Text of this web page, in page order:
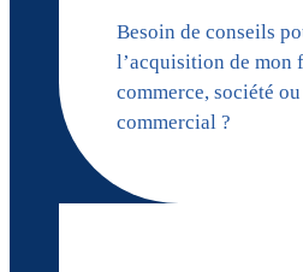
Besoin de conseils
l’acquisition de mon
commerce, société
commercial ?